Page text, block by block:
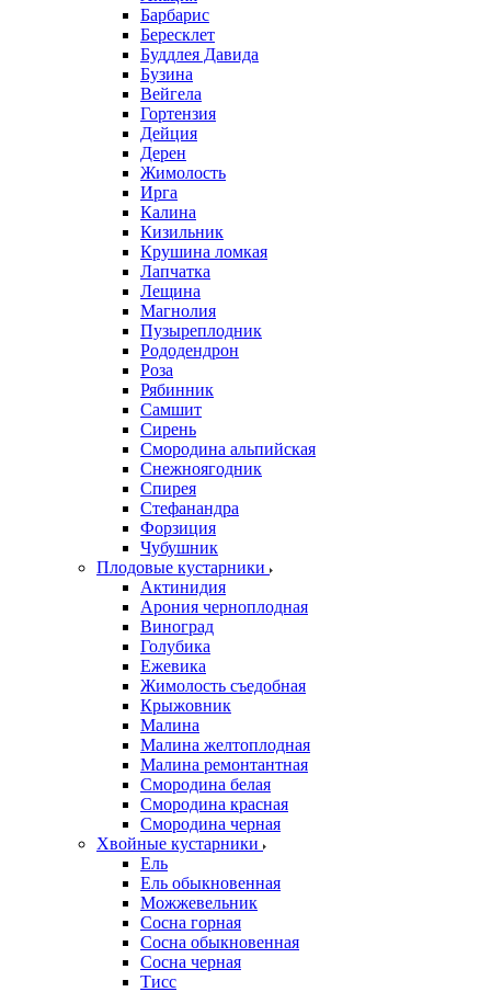
Барбарис
Бересклет
Буддлея Давида
Бузина
Вейгела
Гортензия
Дейция
Дерен
Жимолость
Ирга
Калина
Кизильник
Крушина ломкая
Лапчатка
Лещина
Магнолия
Пузыреплодник
Рододендрон
Роза
Рябинник
Самшит
Сирень
Смородина альпийская
Снежноягодник
Спирея
Стефанандра
Форзиция
Чубушник
Плодовые кустарники
Актинидия
Арония черноплодная
Виноград
Голубика
Ежевика
Жимолость съедобная
Крыжовник
Малина
Малина желтоплодная
Малина ремонтантная
Смородина белая
Смородина красная
Смородина черная
Хвойные кустарники
Ель
Ель обыкновенная
Можжевельник
Сосна горная
Сосна обыкновенная
Сосна черная
Тисс